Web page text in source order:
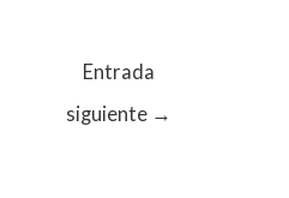
Entrada
siguiente →